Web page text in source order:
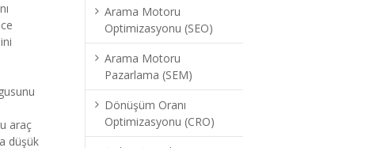
araç
düşük
Arama Motoru
Optimizasyonu (SEO)
Arama Motoru
Pazarlama (SEM)
Dönüşüm Oranı
Optimizasyonu (CRO)